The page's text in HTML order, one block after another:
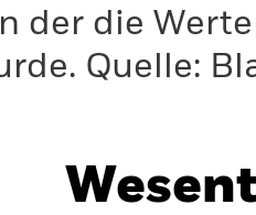
der die
Quelle: